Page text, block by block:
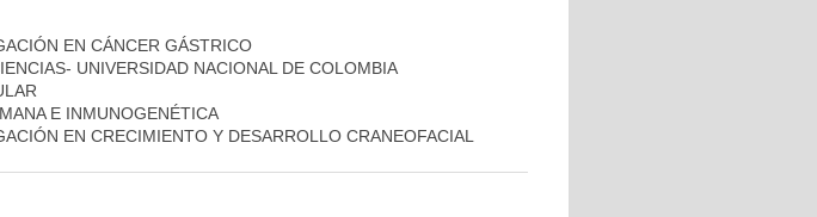
EN CÁNCER GÁSTRICO
UNIVERSIDAD NACIONAL DE COLOMBIA
E INMUNOGENÉTICA
EN CRECIMIENTO Y DESARROLLO CRANEOFACIAL